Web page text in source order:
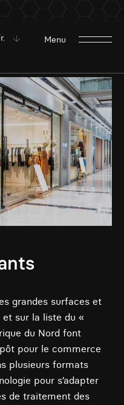
Menu
grandes surfaces et
et sur la liste du «
du Nord font
pour le commerce
plusieurs formats
pour s’adapter
de traitement des